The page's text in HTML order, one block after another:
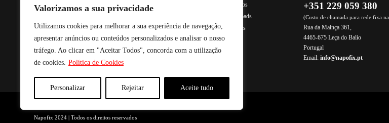
Valorizamos a sua privacidade
Utilizamos cookies para melhorar a sua experiência de navegação,
apresentar anúncios ou conteúdos personalizados e analisar o nosso
tráfego. Ao clicar em "Aceitar Todos", concorda com a utilização
de cookies. Política de Cookies
Personalizar Rejeitar Aceite tudo
Criada em 1990, voltada para o fabrico de soluções de optimização
de audio, vídeo e imagem. Os nossos produtos são fabricados com
tecnologia avançada, combinando com acabamento a Epóxi,
conferindo um acabamento e textura de excelente qualidade e
sempre em stock todos os produtos para entrega imediata.
Contactos
Downloads
Produtos
+351 229 059 380
(Custo de chamada para rede fixa
Rua da Mainça 361,
4465-675 Leça do Balio
Portugal
Email:info@napofix.pt
Napofix 2024 | Todos os direitos reservados